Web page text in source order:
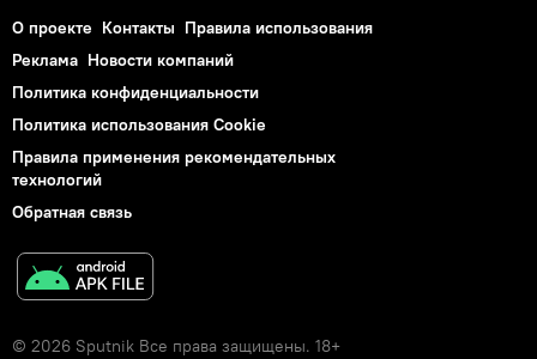
О проекте Контакты Правила использования
Реклама Новости компаний
Политика конфиденциальности
Политика использования Cookie
Правила применения рекомендательных
технологий
Обратная связь
© 2026 Sputnik Все права защищены. 18+